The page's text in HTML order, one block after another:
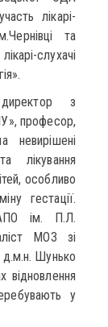
лікарі-
та
слухачі
з
професор,
невирішені
лікування
особливо
гестації.
ім. П.Л.
МОЗ зі
д.м.н. Шунько
відновлення
у